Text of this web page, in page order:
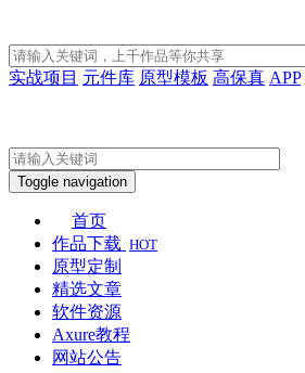
实战项目 元件库 原型模板 高保真 APP
Toggle navigation
首页
作品下载 HOT
原型定制
精选文章
软件资源
Axure教程
网站公告